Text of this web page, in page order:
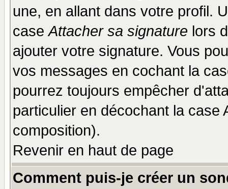
une, en allant dans votre profil.
caseAttacher sa signature lors
ajouter votre signature. Vous
vos messages en cochant la
pourrez toujours empêcher
particulier en décochant la
composition).
Revenir en haut de page
Comment puis-je créer un